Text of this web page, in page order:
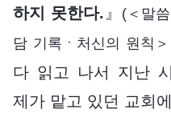
하지 못한다. 』
(＜말
담 기록ㆍ처신의 원칙
다 읽고 나서 지난
제가 맡고 있던 교회